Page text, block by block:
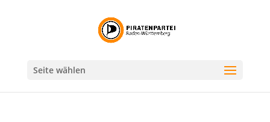
Seite wählen